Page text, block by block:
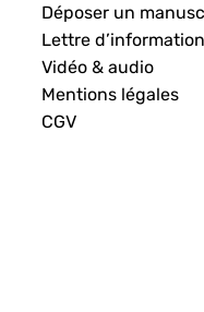
Déposer un
Lettre d’information
Vidéo & audio
Mentions légales
CGV